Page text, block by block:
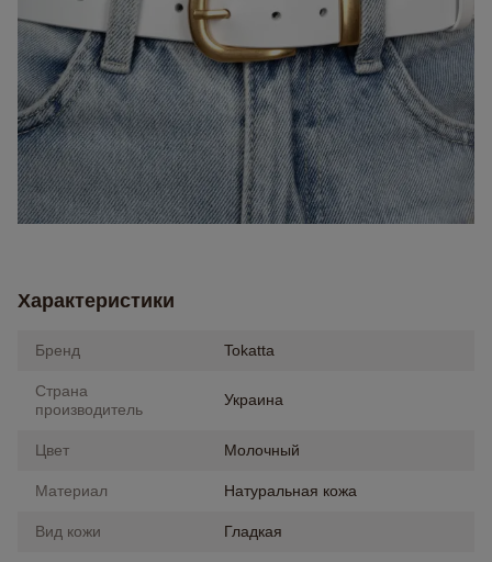
Характеристики
Бренд Tokatta
Страна
производитель
Украина
Цвет Молочный
Материал Натуральная кожа
Вид кожи Гладкая